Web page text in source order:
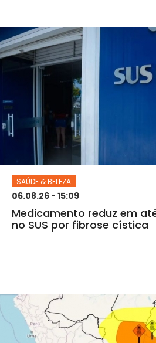
SAÚDE & BELEZA
06.08.26 - 15:09
Medicamento reduz em
no SUS por fibrose cística